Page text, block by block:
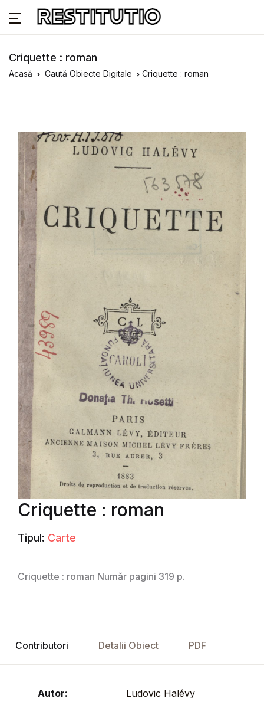
Criquette : roman
Acasă Caută Obiecte Digitale Criquette : roman
Criquette : roman
Tipul: Carte
Criquette : roman Număr pagini 319 p.
Contributori Detalii Obiect PDF
Autor: Ludovic Halévy